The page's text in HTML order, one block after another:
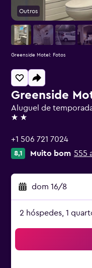
Greenside
Aluguel de
2 estrelas
+1 506 721 7024
8,1 Muito bom 555
dom 16/8
2 hóspedes, 1
Outros
Greenside Motel: Fotos